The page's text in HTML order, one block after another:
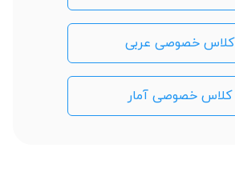
کلاس خصوصی عربی
کلاس خصوصی آمار